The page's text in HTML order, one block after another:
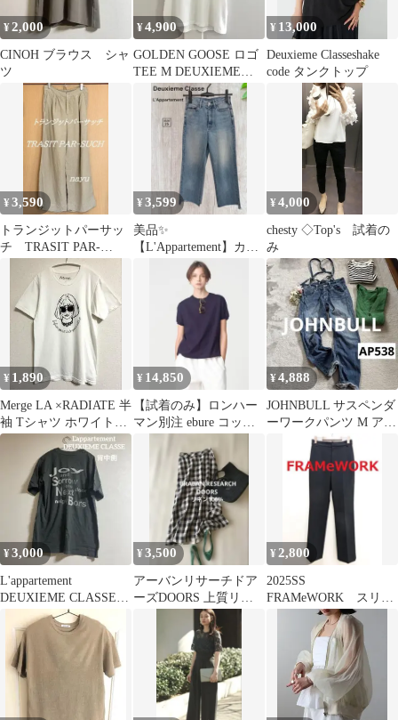
¥2,000
CINOH ブラウス シャ
ツ
¥4,900
GOLDEN GOOSE ロゴ
TEE M DEUXIEME
CLASSE 美品
¥ 13,000
Deuxieme Classeshake
code タンクトップ
¥3,590
トランジットパーサッ
チ TRASIT PAR-
SUCH 麻リネンパン
ツ ベージュ
¥3,599
美品✨
【L'Appartement】カッ
トオフ ワイドデニム
¥4,000
chesty ◇Top's 試着の
み
¥ 1,890
Merge LA ×RADIATE 半
袖 Tシャツ ホワイト
サイズS
¥ 14,850
【試着のみ】ロンハー
マン別注 ebure コット
¥4,888
JOHNBULL サスペンダ
ーワークパンツ M アメ
カジ AP538 セルビッチ
¥3,000
L'appartement
DEUXIEME CLASSE T
シャツ
¥3,500
アーバンリサーチドア
ーズDOORS 上質リネ
ン100%ブロックチェッ
クスカート♪
¥ 2,800
2025SS
FRAMeWORK スリム
ストレートパンツ